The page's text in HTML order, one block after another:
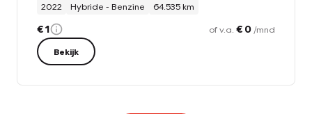
2022
Hybride - Benzine 64.535 km
€ 1 of v.a. € 0 /mnd
Bekijk